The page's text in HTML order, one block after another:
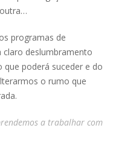
programas de
deslumbramento
poderá suceder e do
o rumo que
a trabalhar com